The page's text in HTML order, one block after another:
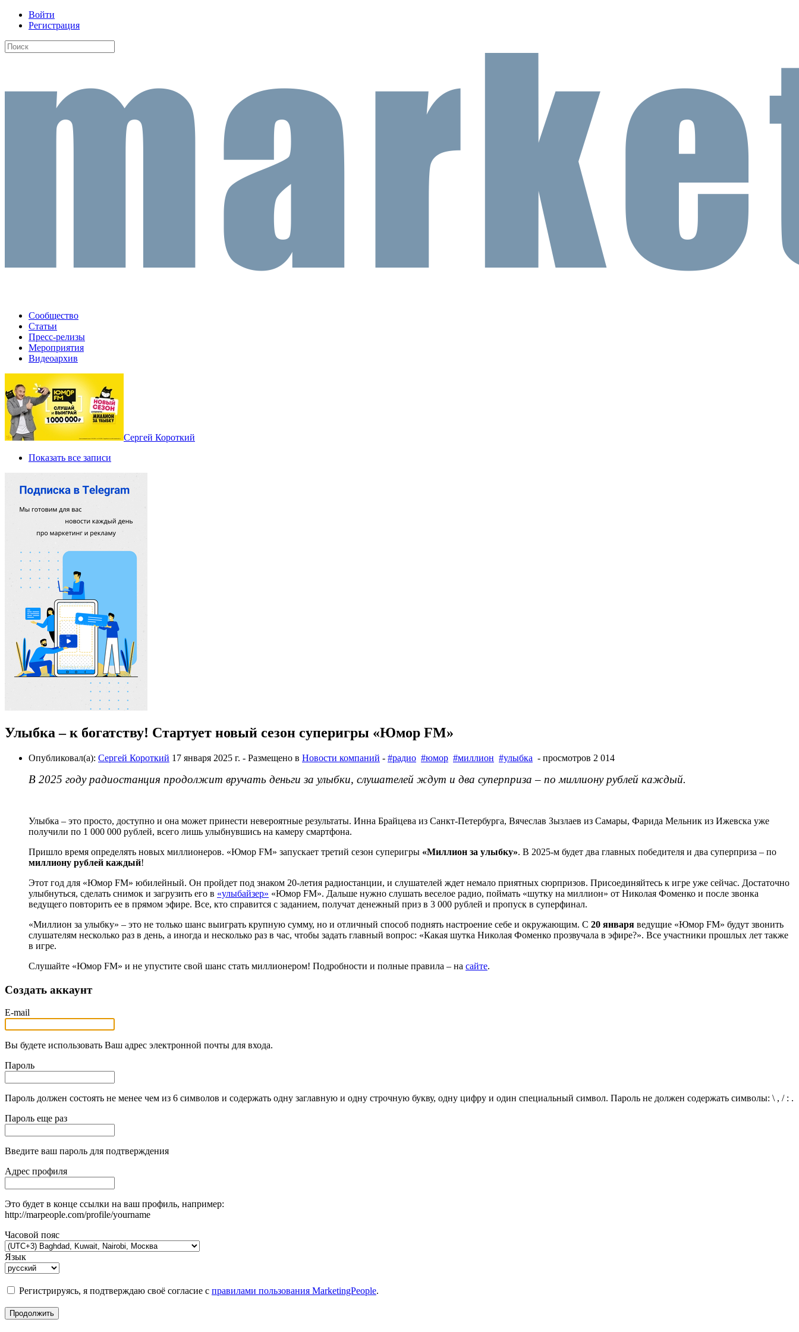
Войти
Регистрация
Сообщество
Статьи
Пресс-релизы
Мероприятия
Видеоархив
Сергей Короткий
Показать все записи
Улыбка – к богатству! Стартует новый сезон суперигры «Юмор FM»
Опубликовал(а): Сергей Короткий 17 января 2025 г. - Размещено в Новости компаний - #радио #юмор #миллион #улыбка - просмотров 2 014
В 2025 году радиостанция продолжит вручать деньги за улыбки, слушателей ждут и два суперприза – по миллиону рублей каждый.
Улыбка – это просто, доступно и она может принести невероятные результаты. Инна Брайцева из Санкт-Петербурга, Вячеслав Зызлаев из Самары, Фарида Мельник из Ижевска уже
получили по 1 000 000 рублей, всего лишь улыбнувшись на камеру смартфона.
Пришло время определять новых миллионеров. «Юмор FM» запускает третий сезон суперигры «Миллион за улыбку». В 2025-м будет два главных победителя и два суперприза – по
миллиону рублей каждый!
Этот год для «Юмор FM» юбилейный. Он пройдет под знаком 20-летия радиостанции, и слушателей ждет немало приятных сюрпризов. Присоединяйтесь к игре уже сейчас. Достаточно
улыбнуться, сделать снимок и загрузить его в «улыбайзер» «Юмор FM». Дальше нужно слушать веселое радио, поймать «шутку на миллион» от Николая Фоменко и после звонка
ведущего повторить ее в прямом эфире. Все, кто справится с заданием, получат денежный приз в 3 000 рублей и пропуск в суперфинал.
«Миллион за улыбку» – это не только шанс выиграть крупную сумму, но и отличный способ поднять настроение себе и окружающим. С 20 января ведущие «Юмор FM» будут звонить
слушателям несколько раз в день, а иногда и несколько раз в час, чтобы задать главный вопрос: «Какая шутка Николая Фоменко прозвучала в эфире?». Все участники прошлых лет также
в игре.
Слушайте «Юмор FM» и не упустите свой шанс стать миллионером! Подробности и полные правила – на сайте.
Создать аккаунт
E-mail
Вы будете использовать Ваш адрес электронной почты для входа.
Пароль
Пароль должен состоять не менее чем из 6 символов и содержать одну заглавную и одну строчную букву, одну цифру и один специальный символ. Пароль не должен содержать символы: \ , / : .
Пароль еще раз
Введите ваш пароль для подтверждения
Адрес профиля
Это будет в конце ссылки на ваш профиль, например:
http://marpeople.com/profile/yourname
Часовой пояс
Язык
Регистрируясь, я подтверждаю своё согласие с правилами пользования MarketingPeople.
Продолжить